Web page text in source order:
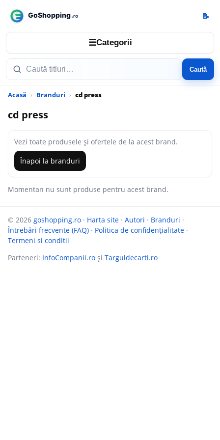
☰Categorii
Caută
📝
Acasă Branduri cd press
cd press
Vezi toate produsele și ofertele de la acest brand.
Înapoi la branduri
Momentan nu sunt produse pentru acest brand.
© 2026 goshopping.ro · Harta site · Autori · Branduri ·
Întrebări frecvente (FAQ) · Politica de confidențialitate ·
Termeni si conditii
Parteneri: InfoCompanii.ro și Targuldecarti.ro